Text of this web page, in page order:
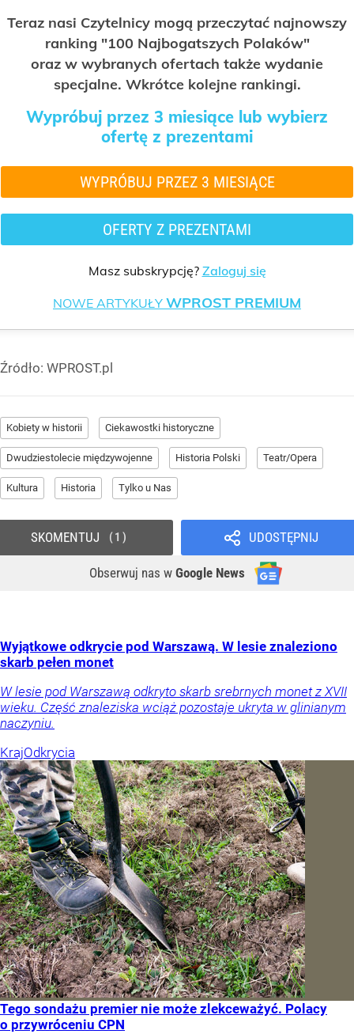
Teraz nasi Czytelnicy mogą przeczytać najnowszy
ranking "100 Najbogatszych Polaków"
oraz w wybranych ofertach także wydanie
specjalne. Wkrótce kolejne rankingi.
Wypróbuj przez 3 miesiące lub wybierz
ofertę z prezentami
WYPRÓBUJ PRZEZ 3 MIESIĄCE
OFERTY Z PREZENTAMI
Masz subskrypcję? Zaloguj się
NOWE ARTYKUŁY WPROST PREMIUM
Źródło: WPROST.pl
Kobiety w historii Ciekawostki historyczne
Dwudziestolecie międzywojenne Historia Polski Teatr/Opera
Kultura Historia Tylko u Nas
UDOSTĘPNIJ
Obserwuj nas w Google News
SKOMENTUJ 1
Wyjątkowe odkrycie pod Warszawą. W lesie znaleziono
skarb pełen monet
W lesie pod Warszawą odkryto skarb srebrnych monet z XVII
wieku. Część znaleziska wciąż pozostaje ukryta w glinianym
naczyniu.
KrajOdkrycia
Tego sondażu premier nie może zlekceważyć. Polacy
o przywróceniu CPN